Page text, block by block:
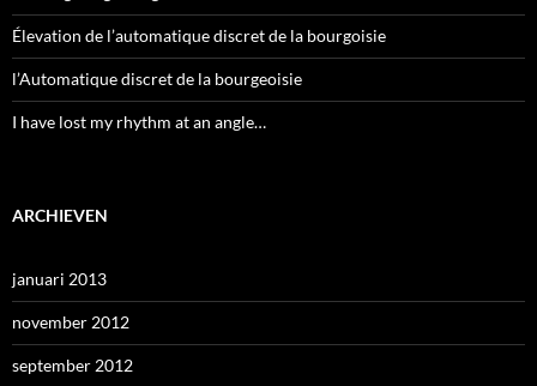
Élevation de l’automatique discret de la bourgoisie
l’Automatique discret de la bourgeoisie
I have lost my rhythm at an angle…
ARCHIEVEN
januari 2013
november 2012
september 2012